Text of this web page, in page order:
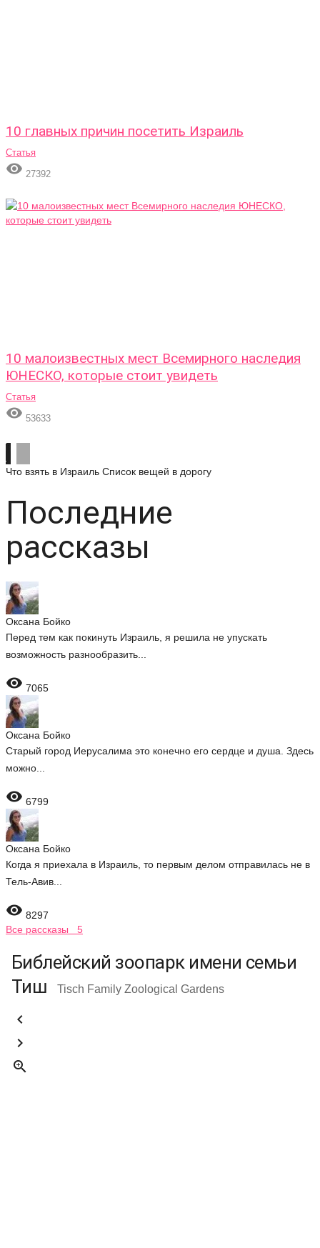
10 главных причин посетить Израиль
Статья
 27392
10 малоизвестных мест Всемирного наследия
ЮНЕСКО, которые стоит увидеть
Статья
 53633
Что взять в Израиль Список вещей в дорогу
Последние
рассказы
Оксана Бойко
Перед тем как покинуть Израиль, я решила не упускать
возможность разнообразить...
 7065
Оксана Бойко
Старый город Иерусалима это конечно его сердце и душа. Здесь
можно...
 6799
Оксана Бойко
Когда я приехала в Израиль, то первым делом отправилась не в
Тель-Авив...
 8297
Все рассказы 5
Библейский зоопарк имени семьи
Тиш
Tisch Family Zoological Gardens


